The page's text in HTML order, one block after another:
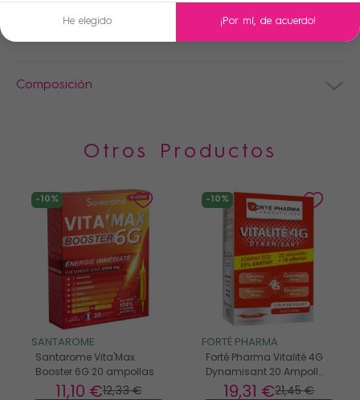
Composición
Otros Productos
-10%
SANTAROME
Santarome Vita'Max
Booster 6G 20 ampollas
12,33 €
11,10 €
-10%
FORTÉ PHARMA
Forté Pharma Vitalité 4G
Dynamisant 20 Ampollas
+ 10 Gratis
21,45 €
19,31 €
He elegido ¡Por mí, de acuerdo!